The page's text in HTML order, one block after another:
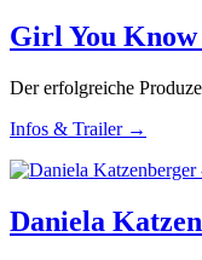
Girl You
Der erfolgreiche
Infos & Trailer →
Daniela